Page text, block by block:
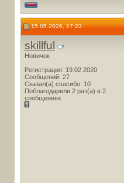
15.05.2026, 17:23
skillful
Новичок
Регистрация: 19.02.2020
Сообщений: 27
Сказал(а) спасибо: 10
Поблагодарили 2 раз(а) в 2
сообщениях